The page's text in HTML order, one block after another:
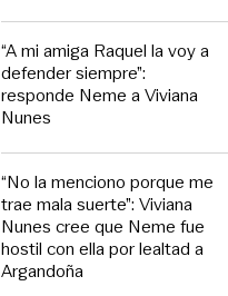
“A mi amiga Raquel la voy a
defender siempre”:
responde Neme a Viviana
Nunes
“No la menciono porque me
trae mala suerte”: Viviana
Nunes cree que Neme fue
hostil con ella por lealtad a
Argandoña